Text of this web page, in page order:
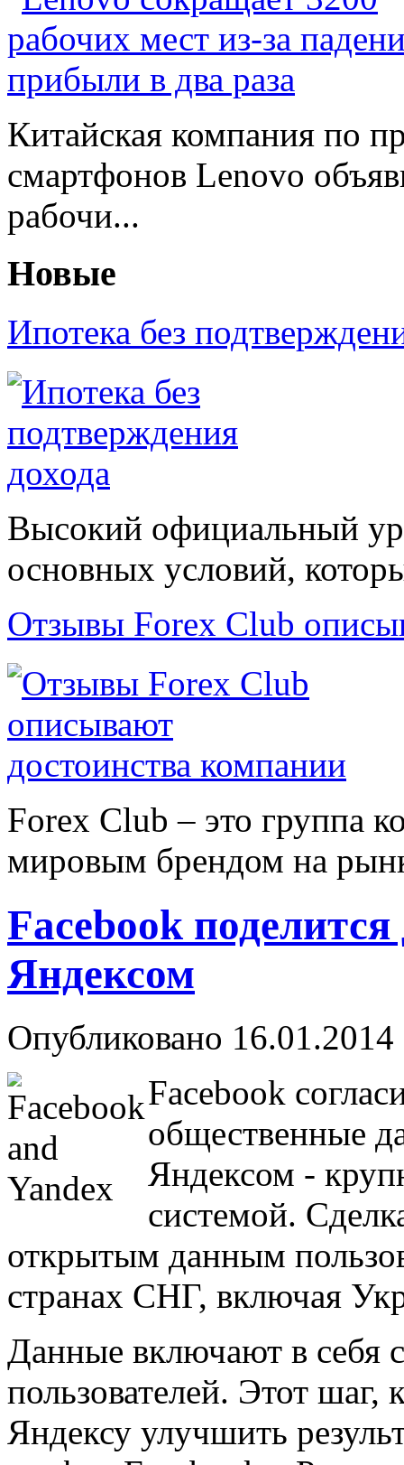
Китайская компания по
смартфонов Lenovo
рабочи...
Новые
Ипотека без
Высокий официальный
основных условий,
Отзывы Forex Сlub
Forex Сlub – это группа
мировым брендом на
Facebook
Яндексом
Опубликовано
Facebook
общественные
Яндексом -
системой.
открытым данным
странах СНГ, включая
Данные включают в себя
пользователей. Этот шаг,
Яндексу улучшить